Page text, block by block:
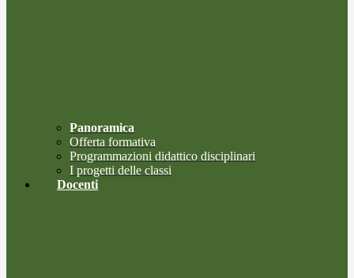
Panoramica
Offerta formativa
Programmazioni didattico disciplinari
I progetti delle classi
Docenti